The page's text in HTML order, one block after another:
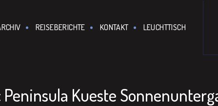
REISEBERICHTE KONTAKT LEUCHTTISCH
Peninsula Kueste